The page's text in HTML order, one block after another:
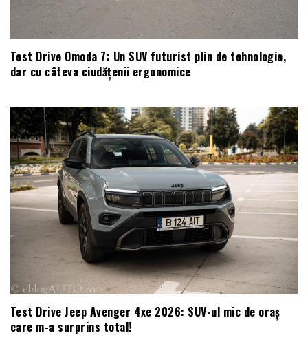
Test Drive Omoda 7: Un SUV futurist plin de tehnologie,
dar cu câteva ciudățenii ergonomice
Test Drive Jeep Avenger 4xe 2026: SUV-ul mic de oraș
care m-a surprins total!